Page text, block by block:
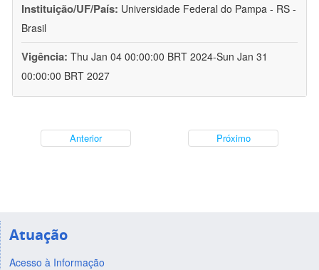
Instituição/UF/País: Universidade Federal do Pampa - RS -
Brasil
Vigência: Thu Jan 04 00:00:00 BRT 2024-Sun Jan 31
00:00:00 BRT 2027
Anterior Próximo
Atuação
Acesso à Informação